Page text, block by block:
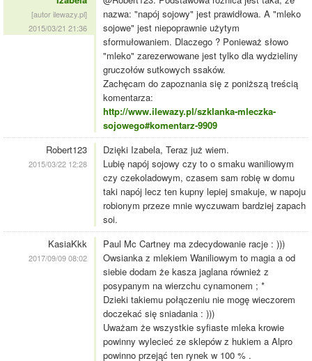
[autor ilewazy.pl]
2015/03/21 21:36
nazwa: "napój sojowy" jest prawidłowa. A "mleko
sojowe" jest niepoprawnie użytym
sformułowaniem. Dlaczego ? Ponieważ słowo
"mleko" zarezerwowane jest tylko dla wydzieliny
gruczołów sutkowych ssaków.
Zachęcam do zapoznania się z poniższą treścią
komentarza:
http://www.ilewazy.pl/szklanka-mleczka-
sojowego#komentarz-9909
Robert123
2015/03/22 12:28
Dzięki Izabela, Teraz już wiem.
Lubię napój sojowy czy to o smaku waniliowym
czy czekoladowym, czasem sam robię w domu
taki napój lecz ten kupny lepiej smakuje, w napoju
robionym przeze mnie wyczuwam bardziej zapach
soi.
KasiaKkk
2017/09/09 08:02
Paul Mc Cartney ma zdecydowanie racje : )))
Owsianka z mlekiem Waniliowym to magia a od
siebie dodam że kasza jaglana również z
posypanym na wierzchu cynamonem ; *
Dzieki takiemu połączeniu nie mogę wieczorem
doczekać się sniadania : )))
Uważam że wszystkie syfiaste mleka krowie
powinny wylecieć ze sklepów z hukiem a Alpro
powinno przejąć ten rynek w 100 % .